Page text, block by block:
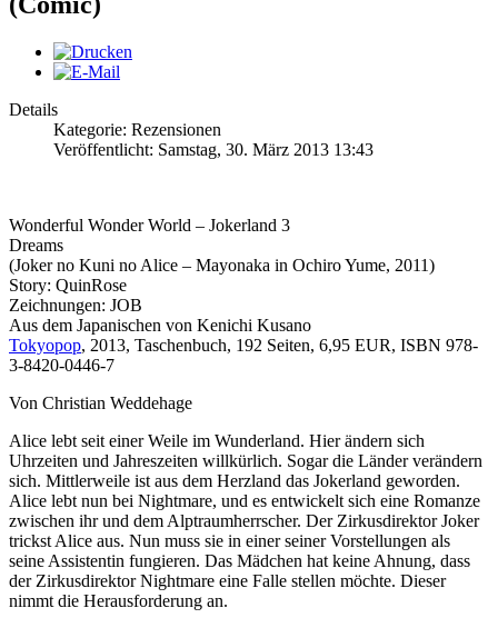
Details
Kategorie: Rezensionen
Veröffentlicht: Samstag, 30. März 2013 13:43
Wonderful Wonder World – Jokerland 3
Dreams
(Joker no Kuni no Alice – Mayonaka in Ochiro Yume, 2011)
Story: QuinRose
Zeichnungen: JOB
Aus dem Japanischen von Kenichi Kusano
Tokyopop, 2013, Taschenbuch, 192 Seiten, 6,95 EUR, ISBN 978-
3-8420-0446-7
Von Christian Weddehage
Alice lebt seit einer Weile im Wunderland. Hier ändern sich
Uhrzeiten und Jahreszeiten willkürlich. Sogar die Länder verändern
sich. Mittlerweile ist aus dem Herzland das Jokerland geworden.
Alice lebt nun bei Nightmare, und es entwickelt sich eine Romanze
zwischen ihr und dem Alptraumherrscher. Der Zirkusdirektor Joker
trickst Alice aus. Nun muss sie in einer seiner Vorstellungen als
seine Assistentin fungieren. Das Mädchen hat keine Ahnung, dass
der Zirkusdirektor Nightmare eine Falle stellen möchte. Dieser
nimmt die Herausforderung an.